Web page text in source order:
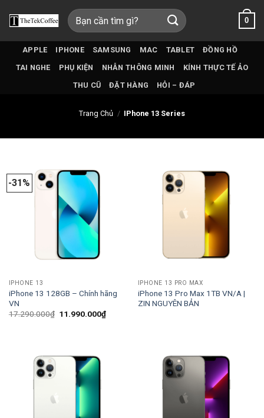
qua
Tìm
kiếm:
0
APPLE IPHONE SAMSUNG MAC TABLET
ĐỒNG HỒ
TAI NGHE
PHỤ KIỆN NHẪN THÔNG MINH
KÍNH THỰC TẾ ẢO
THU CŨ
ĐẶT HÀNG HỎI – ĐÁP
Trang Chủ / IPhone 13 Series
-31%
IPHONE 13
iPhone 13 128GB – Chính hãng
VN
17.290.000₫ Giá
11.990.000₫Giá
hiện
IPHONE 13 PRO MAX
iPhone 13 Pro Max 1TB VN/A |
ZIN NGUYÊN BẢN